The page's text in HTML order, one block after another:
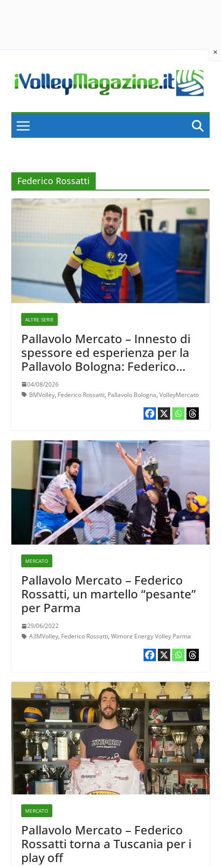
×
content
Federico Rossatti
ALTRE SERIE
Pallavolo Mercato – Innesto di
spessore ed esperienza per la
Pallavolo Bologna: Federico
Rossatti
04/08/2026
BMVolley, Federico Rossatti, Pallavolo Bologna, VolleyMercato
MERCATO
Pallavolo Mercato – Federico
Rossatti, un martello “pesante”
per Parma
29/06/2022
A3MVolley, Federico Rossatti, Wimore Energy Volley Parma
MERCATO
Pallavolo Mercato – Federico
Rossatti torna a Tuscania per i
play off